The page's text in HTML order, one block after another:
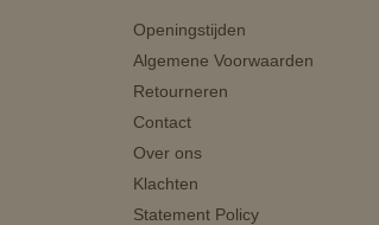
Openingstijden
Algemene Voorwaarden
Retourneren
Contact
Over ons
Klachten
Statement Policy